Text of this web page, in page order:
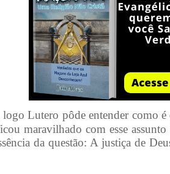
logo Lutero pôde entender como é
maravilhado com esse
da questão: A justiça de